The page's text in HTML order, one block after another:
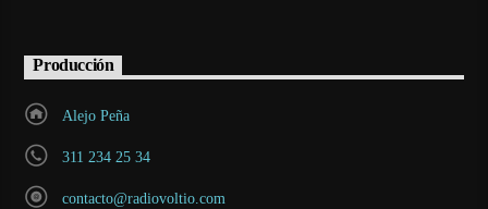
Producción
Alejo Peña
311 234 25 34
contacto@radiovoltio.com